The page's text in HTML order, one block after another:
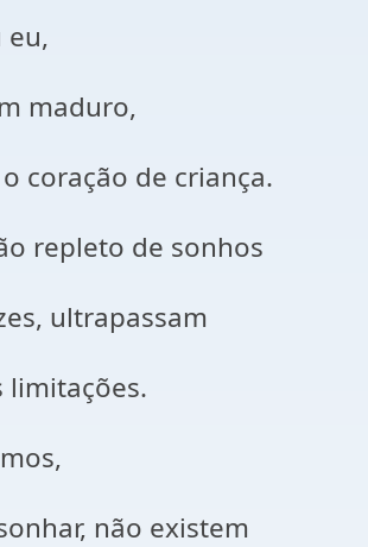
eu,
maduro,
coração de criança.
repleto de sonhos
ultrapassam
limitações.
não existem